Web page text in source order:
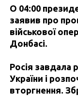
О 04:00
заявив про
військової
Донбасі.
Росія завдала
України і
вторгнення.